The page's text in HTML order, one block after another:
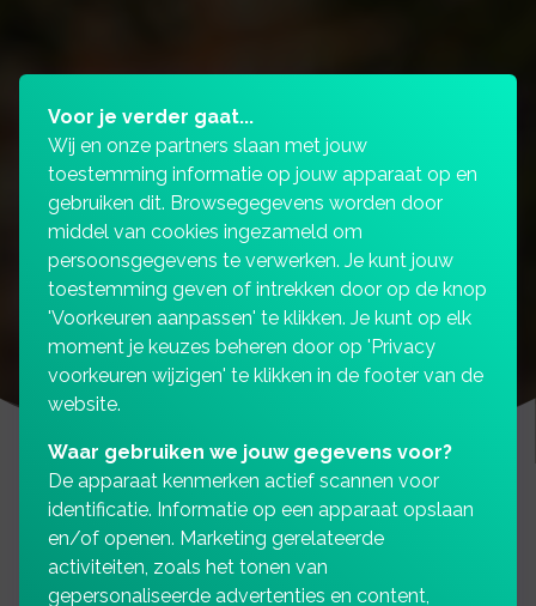
Woonboot- of
Voor je verder gaat...
Wij en onze partners slaan met jouw
toestemming informatie op jouw apparaat op en
gebruiken dit. Browsegegevens worden door
middel van cookies ingezameld om
persoonsgegevens te verwerken. Je kunt jouw
toestemming geven of intrekken door op de knop
'Voorkeuren aanpassen' te klikken. Je kunt op elk
moment je keuzes beheren door op 'Privacy
voorkeuren wijzigen' te klikken in de footer van de
website.
Waar gebruiken we jouw gegevens voor?
De apparaat kenmerken actief scannen voor
identificatie. Informatie op een apparaat opslaan
en/of openen. Marketing gerelateerde
activiteiten, zoals het tonen van
gepersonaliseerde advertenties en content,